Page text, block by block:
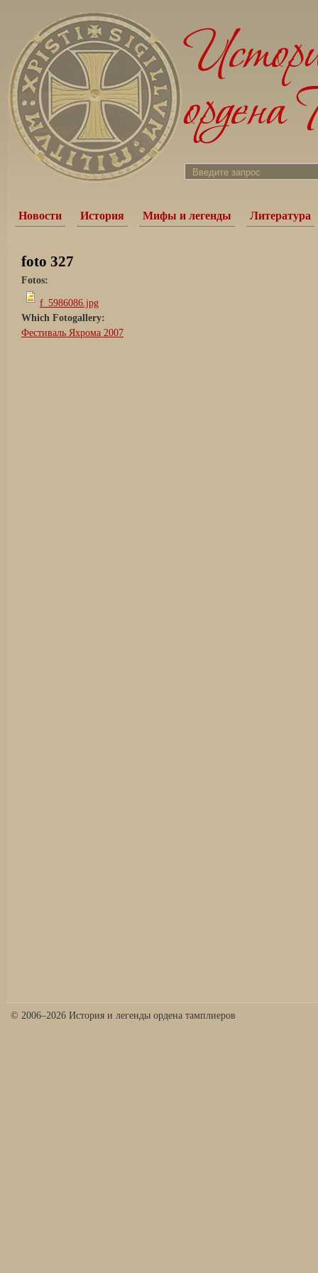
Новости История Мифы и легенды Литература
foto 327
Fotos:
f_5986086.jpg
Which Fotogallery:
Фестиваль Яхрома 2007
© 2006–2026 История и легенды ордена тамплиеров